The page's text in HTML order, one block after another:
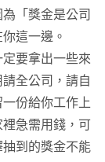
「獎金是公司
這一邊。
要拿出一些來
全公司，請自
份給你工作上
急需用錢，可
到的獎金不能